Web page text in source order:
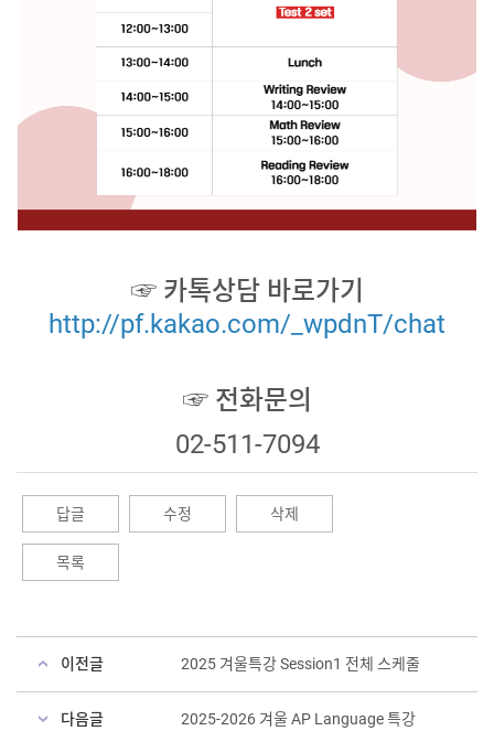
☞ 카톡상담 바로가기
http://pf.kakao.com/_wpdnT/chat
☞ 전화문의
02-511-7094
답글 수정 삭제
목록
이전글 2025 겨울특강 Session1 전체 스케줄
다음글 2025-2026 겨울 AP Language 특강